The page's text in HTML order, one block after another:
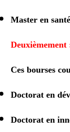
Master en
Ces bourses
Doctorat en
Doctorat en